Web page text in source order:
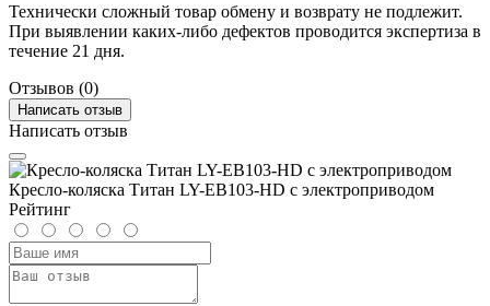
Технически сложный товар обмену и возврату не подлежит.
При выявлении каких-либо дефектов проводится экспертиза в
течение 21 дня.
Отзывов (0)
Написать отзыв
Написать отзыв
Кресло-коляска Титан LY-EB103-HD c электроприводом
Рейтинг